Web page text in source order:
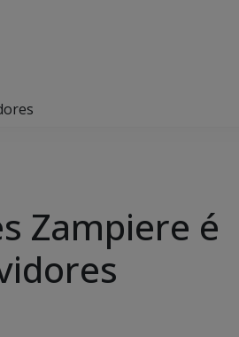
Zampiere é